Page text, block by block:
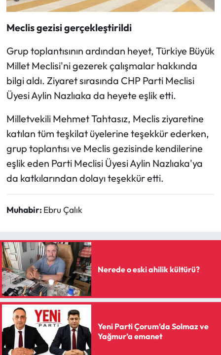
Meclis gezisi gerçekleştirildi
Grup toplantısının ardından heyet, Türkiye Büyük
Millet Meclisi'ni gezerek çalışmalar hakkında
bilgi aldı. Ziyaret sırasında CHP Parti Meclisi
Üyesi Aylin Nazlıaka da heyete eşlik etti.
Milletvekili Mehmet Tahtasız, Meclis ziyaretine
katılan tüm teşkilat üyelerine teşekkür ederken,
grup toplantısı ve Meclis gezisinde kendilerine
eşlik eden Parti Meclisi Üyesi Aylin Nazlıaka'ya
da katkılarından dolayı teşekkür etti.
Muhabir: Ebru Çalık
Nerede o eski ahilik kültürü?
Yeni Parti Çorum’da Solmaz ve
Yağmur’a emanet